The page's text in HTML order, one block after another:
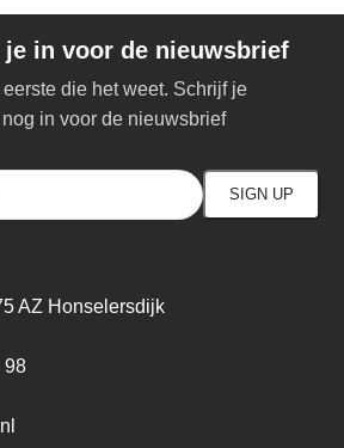
in voor de nieuwsbrief
die het weet. Schrijf je
in voor de nieuwsbrief
AZ Honselersdijk
98